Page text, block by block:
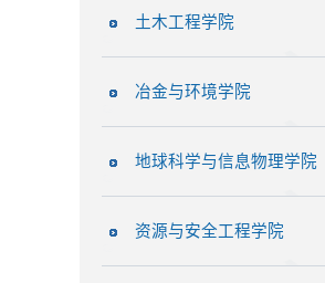
土木工程学院
冶金与环境学院
地球科学与信息物理学院
资源与安全工程学院